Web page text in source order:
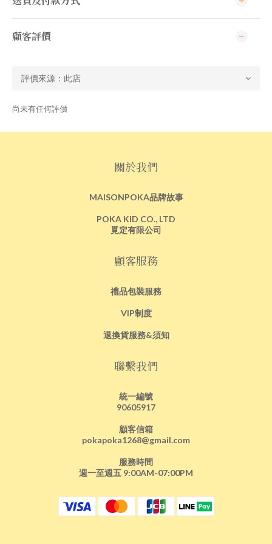
顧客評價
尚未有任何評價
關於我們
MAISONPOKA品牌故事
POKA KID CO., LTD
覓定有限公司
顧客服務
禮品包裝服務
VIP制度
退換貨服務&須知
聯繫我們
統一編號
90605917
顧客信箱
pokapoka1268@gmail.com
服務時間
週一至週五 9:00AM-07:00PM